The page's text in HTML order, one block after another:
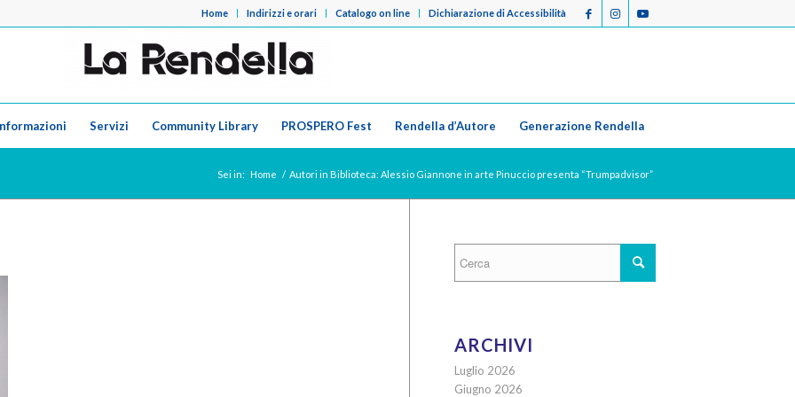
Home Indirizzi e orari Catalogo on line Dichiarazione di Accessibilità
Servizi Community Library PROSPERO Fest Rendella d’Autore Generazione Rendella
Sei in: Home / Autori in Biblioteca: Alessio Giannone in arte Pinuccio presenta “Trumpadvisor”
ARCHIVI
Luglio 2026
Giugno 2026